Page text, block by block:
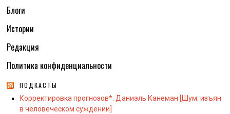
Блоги
Истории
Редакция
Политика конфиденциальности
ПОДКАСТЫ
Корректировка прогнозов*. Даниэль Канеман [Шум: изъян
в человеческом суждении]